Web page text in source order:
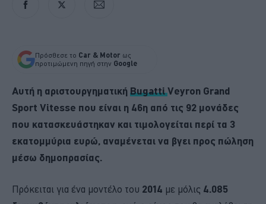
Πρόσθεσε το Car & Motor ως
προτιμώμενη πηγή στην Google
Αυτή η αριστουργηματική BugattiVeyron Grand
Sport Vitesse που είναι η 46η από τις 92 μονάδες
που κατασκευάστηκαν και τιμολογείται περί τα 3
εκατομμύρια ευρώ, αναμένεται να βγει προς πώληση
μέσω δημοπρασίας.
Πρόκειται για ένα μοντέλο του 2014 με μόλις 4.085